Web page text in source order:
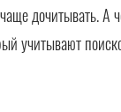
учитывают